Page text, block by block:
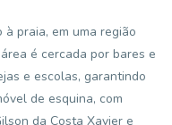
praia, em uma região
é cercada por bares e
e escolas, garantindo
de esquina, com
da Costa Xavier e